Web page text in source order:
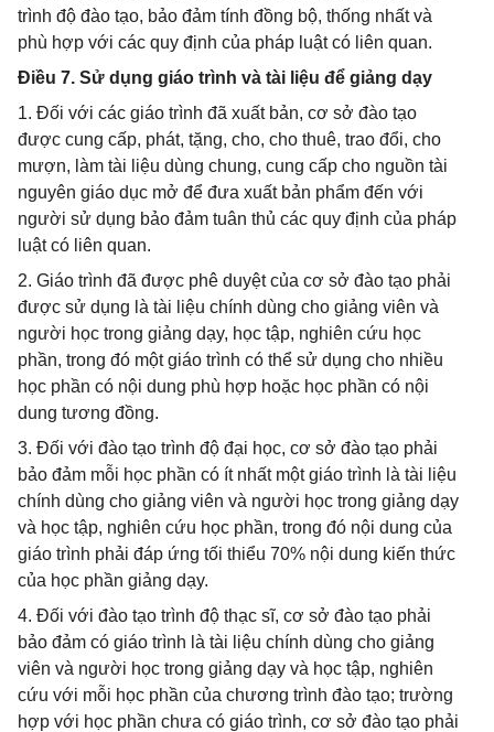
trình độ đào tạo, bảo đảm tính đồng bộ, thống nhất và
phù hợp với các quy định của pháp luật có liên quan.
Điều 7. Sử dụng giáo trình và tài liệu để giảng dạy
1. Đối với các giáo trình đã xuất bản, cơ sở đào tạo
được cung cấp, phát, tặng, cho, cho thuê, trao đổi, cho
mượn, làm tài liệu dùng chung, cung cấp cho nguồn tài
nguyên giáo dục mở để đưa xuất bản phẩm đến với
người sử dụng bảo đảm tuân thủ các quy định của pháp
luật có liên quan.
2. Giáo trình đã được phê duyệt của cơ sở đào tạo phải
được sử dụng là tài liệu chính dùng cho giảng viên và
người học trong giảng dạy, học tập, nghiên cứu học
phần, trong đó một giáo trình có thể sử dụng cho nhiều
học phần có nội dung phù hợp hoặc học phần có nội
dung tương đồng.
3. Đối với đào tạo trình độ đại học, cơ sở đào tạo phải
bảo đảm mỗi học phần có ít nhất một giáo trình là tài liệu
chính dùng cho giảng viên và người học trong giảng dạy
và học tập, nghiên cứu học phần, trong đó nội dung của
giáo trình phải đáp ứng tối thiểu 70% nội dung kiến thức
của học phần giảng dạy.
4. Đối với đào tạo trình độ thạc sĩ, cơ sở đào tạo phải
bảo đảm có giáo trình là tài liệu chính dùng cho giảng
viên và người học trong giảng dạy và học tập, nghiên
cứu với mỗi học phần của chương trình đào tạo; trường
hợp với học phần chưa có giáo trình, cơ sở đào tạo phải